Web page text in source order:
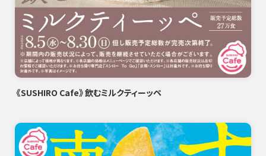
《SUSHIRO Cafe》飲むミルクティーッペ